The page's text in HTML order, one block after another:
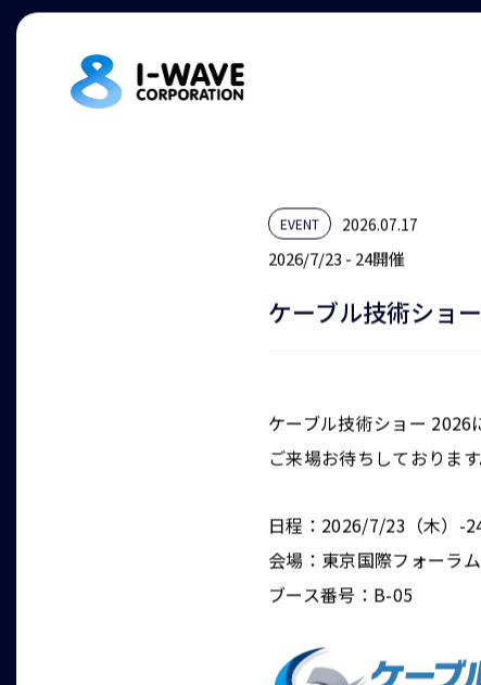
EVENT 2026.07.17
2026/7/23 - 24開催
ケーブル技術ショ
ケーブル技術ショー 2026
ご来場お待ちしております
日程：2026/7/23（木）-24
会場：東京国際フォーラ
ブース番号：B-05